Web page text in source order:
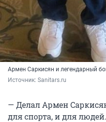
Армен Саркисян и легендарный
Источник: Sanitars.ru
— Делал Армен
для спорта, и для